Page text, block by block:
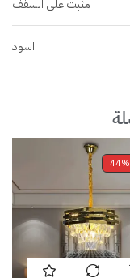
مثبت على السقف
اسود
44%